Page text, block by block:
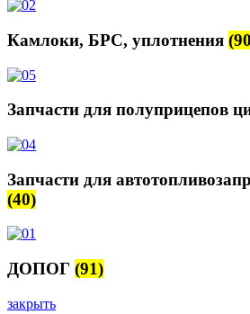
Камлоки, БРС, уплотнения
Запчасти для полуприцепов
Запчасти для
(40)
ДОПОГ (91)
закрыть